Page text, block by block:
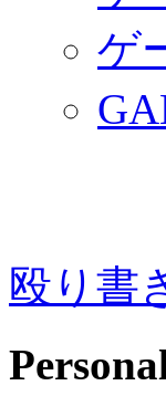
ゲ
殴り書